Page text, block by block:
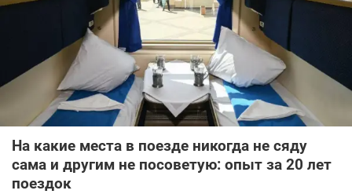
На какие места в поезде никогда не сяду
сама и другим не посоветую: опыт за 20 лет
поездок